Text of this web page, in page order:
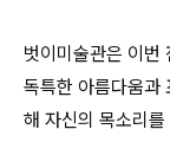
벗이미술관은 이번
독특한 아름다움과
해 자신의 목소리